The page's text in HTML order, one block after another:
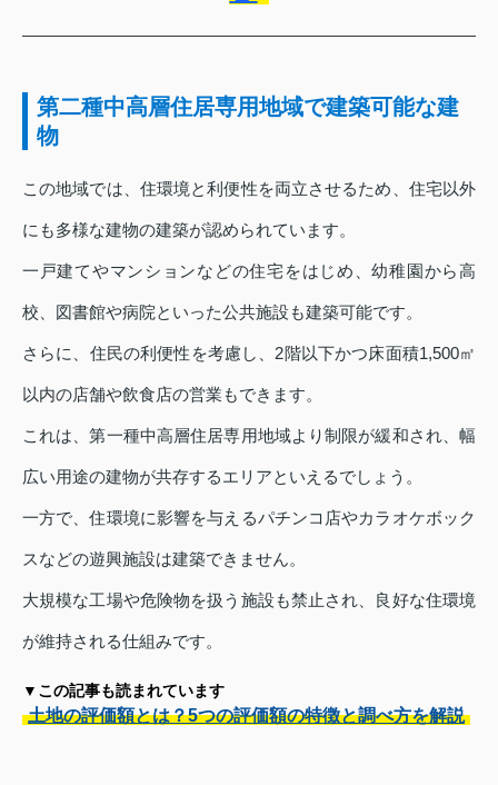
第二種中高層住居専用地域で建築可能な建
物
この地域では、住環境と利便性を両立させるため、住宅以外
にも多様な建物の建築が認められています。
一戸建てやマンションなどの住宅をはじめ、幼稚園から高
校、図書館や病院といった公共施設も建築可能です。
さらに、住民の利便性を考慮し、2階以下かつ床面積1,500㎡
以内の店舗や飲食店の営業もできます。
これは、第一種中高層住居専用地域より制限が緩和され、幅
広い用途の建物が共存するエリアといえるでしょう。
一方で、住環境に影響を与えるパチンコ店やカラオケボック
スなどの遊興施設は建築できません。
大規模な工場や危険物を扱う施設も禁止され、良好な住環境
が維持される仕組みです。
▼この記事も読まれています
土地の評価額とは？5つの評価額の特徴と調べ方を解説